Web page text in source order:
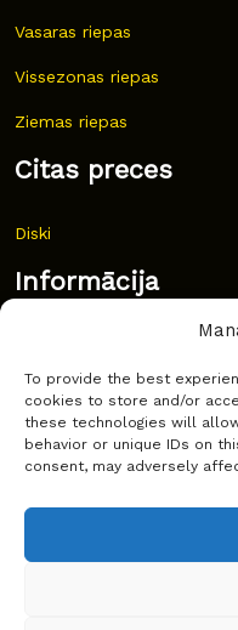
To provide the best
cookies to store and/or
these technologies will
behavior or unique IDs on
consent, may adversely
Vasaras riepas
Vissezonas riepas
Ziemas riepas
Citas preces
Diski
Informācija
Bieži uzdoti jautājumi
Kur pirkt?
Sīkdatņu politika